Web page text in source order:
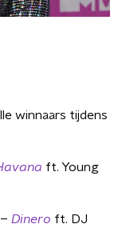
winnaars tijdens
ft. Young
Dinero ft. DJ